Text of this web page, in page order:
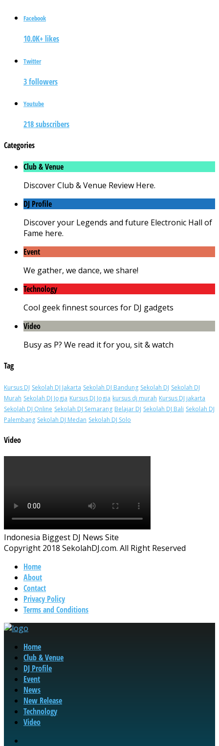
Facebook
10.0K+ likes
Twitter
3 followers
Youtube
218 subscribers
Categories
Club & Venue
Discover Club & Venue Review Here.
DJ Profile
Discover your Legends and future Electronic Hall of
Fame here.
Event
We gather, we dance, we share!
Technology
Cool geek finnest sources for DJ gadgets
Video
Busy as P? We read it for you, sit & watch
Tag
Kursus DJ Sekolah DJ Jakarta Sekolah DJ Bandung Sekolah DJ Sekolah DJ
Murah Sekolah DJ Jogja Kursus DJ Jogja kursus dj murah Kursus DJ jakarta
Sekolah DJ Online Sekolah DJ Semarang Belajar DJ Sekolah DJ Bali Sekolah DJ
Palembang Sekolah DJ Medan Sekolah DJ Solo
Video
Indonesia Biggest DJ News Site
Copyright 2018 SekolahDJ.com. All Right Reserved
Home
About
Contact
Privacy Policy
Terms and Conditions
Home
Club & Venue
DJ Profile
Event
News
New Release
Technology
Video